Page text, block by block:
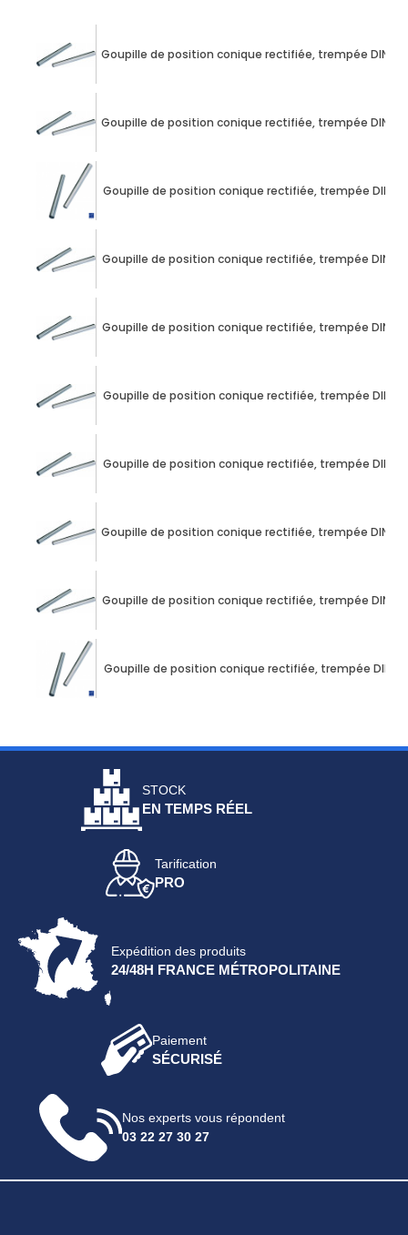
Goupille de position conique rectifiée, trempée DIN 1A
Goupille de position conique rectifiée, trempée DIN 1A
Goupille de position conique rectifiée, trempée DIN
Goupille de position conique rectifiée, trempée DIN
Goupille de position conique rectifiée, trempée DIN
Goupille de position conique rectifiée, trempée DIN
Goupille de position conique rectifiée, trempée DIN
Goupille de position conique rectifiée, trempée DIN 1A
Goupille de position conique rectifiée, trempée DIN 1A
Goupille de position conique rectifiée, trempée DIN
STOCK
EN TEMPS RÉEL
Tarification
PRO
Expédition des produits
24/48H FRANCE MÉTROPOLITAINE
Paiement
SÉCURISÉ
Nos experts vous répondent
03 22 27 30 27